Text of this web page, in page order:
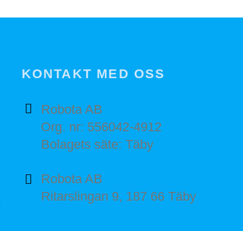
KONTAKT MED OSS
Robota AB
Org. nr: 556042-4912
Bolagets säte: Täby
Robota AB
Ritarslingan 9, 187 66 Täby